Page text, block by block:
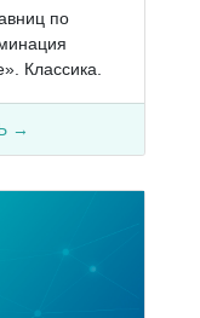
по
Классика.
→